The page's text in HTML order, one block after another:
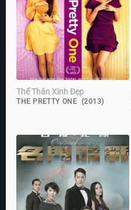
Thế Thân Xinh Đẹp
THE PRETTY ONE (2013)